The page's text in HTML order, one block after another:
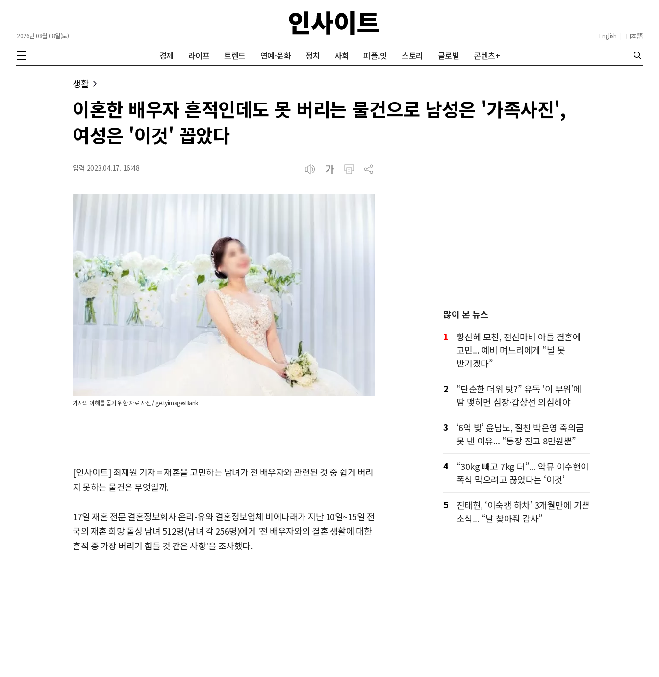
2026년 08월 08일(토) English | 日本語
경제 라이프 트렌드 연예·문화 정치 사회 피플.잇 스토리 글로벌 콘텐츠+
생활
이혼한 배우자 흔적인데도 못 버리는 물건으로 남성은 '가족사진',
여성은 '이것' 꼽았다
입력 2023.04.17. 16:48
기사의 이해를 돕기 위한 자료 사진 / gettyimagesBank
[인사이트] 최재원 기자 = 재혼을 고민하는 남녀가 전 배우자와 관련된 것 중 쉽게 버리
지 못하는 물건은 무엇일까.
17일 재혼 전문 결혼정보회사 온리-유와 결혼정보업체 비에나래가 지난 10일~15일 전
국의 재혼 희망 돌싱 남녀 512명(남녀 각 256명)에게 '전 배우자와의 결혼 생활에 대한
흔적 중 가장 버리기 힘들 것 같은 사항'을 조사했다.
많이 본 뉴스
1
황신혜 모친, 전신마비 아들 결혼에
고민... 예비 며느리에게 “널 못
반기겠다”
2
“단순한 더위 탓?” 유독 ‘이 부위’에
땀 맺히면 심장·갑상선 의심해야
3
‘6억 빚’ 윤남노, 절친 박은영 축의금
못 낸 이유... “통장 잔고 8만원뿐”
4
“30kg 빼고 7kg 더”... 악뮤 이수현이
폭식 막으려고 끊었다는 ‘이것’
5
진태현, ‘이숙캠 하차’ 3개월만에 기쁜
소식... “날 찾아줘 감사”